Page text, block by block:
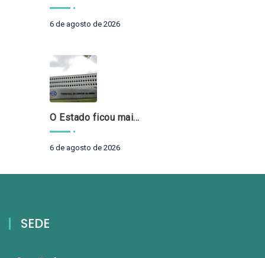
6 de agosto de 2026
O Estado ficou mais complexo. O controle precisa acompanhar
6 de agosto de 2026
SEDE